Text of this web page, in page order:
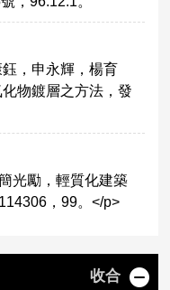
，申永輝，楊育
物鍍層之方法，發
光勵，輕質化建築
，99。</p>
收合